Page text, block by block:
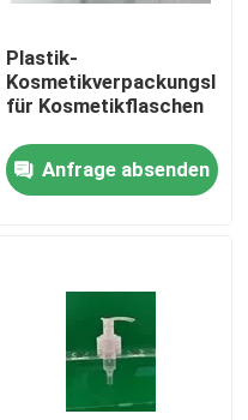
Plastik-
für Kosmetikflaschen
Anfrage absenden